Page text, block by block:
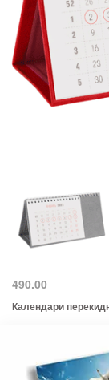
490.00
Календари